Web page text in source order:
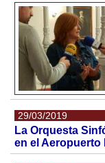
29/03/2019
La Orquesta
en el Aeropuerto